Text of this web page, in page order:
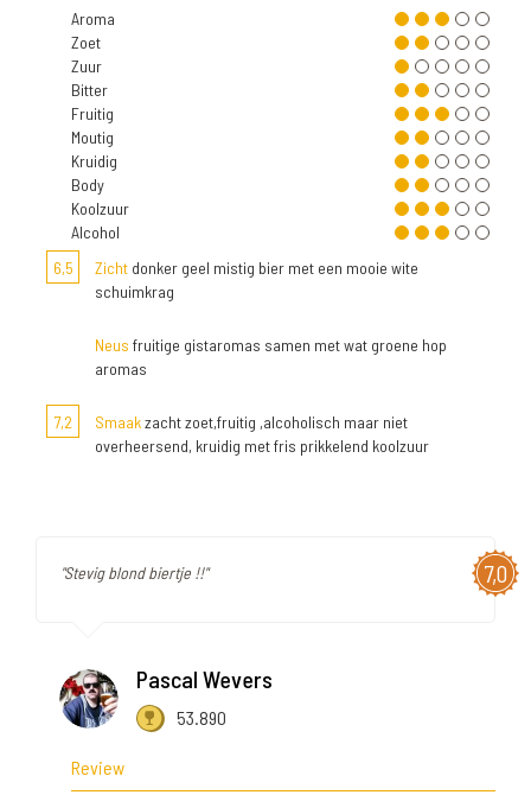
Aroma
Zoet
Zuur
Bitter
Fruitig
Moutig
Kruidig
Body
Koolzuur
Alcohol
6,5
Zicht donker geel mistig bier met een mooie wite
schuimkrag
Neus fruitige gistaromas samen met wat groene hop
aromas
7,2 Smaakzacht zoet,fruitig ,alcoholisch maar niet
overheersend, kruidig met fris prikkelend koolzuur
7,0
"Stevig blond biertje !!"
Pascal Wevers
53.890
Review